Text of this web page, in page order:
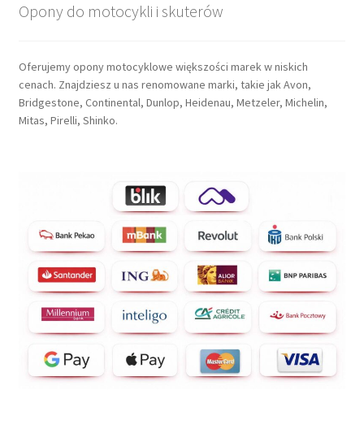
Opony do motocykli i skuterów
Oferujemy opony motocyklowe większości marek w niskich
cenach. Znajdziesz u nas renomowane marki, takie jak Avon,
Bridgestone, Continental, Dunlop, Heidenau, Metzeler, Michelin,
Mitas, Pirelli, Shinko.